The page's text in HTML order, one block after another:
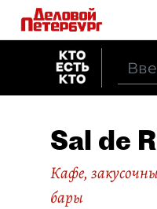
Sal de
Кафе,
бары